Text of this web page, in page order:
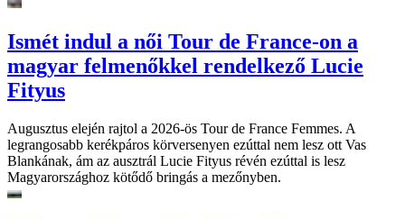
Ismét indul a női Tour de France-on a
magyar felmenőkkel rendelkező Lucie
Fityus
Augusztus elején rajtol a 2026-ös Tour de France Femmes. A
legrangosabb kerékpáros körversenyen ezúttal nem lesz ott Vas
Blankának, ám az ausztrál Lucie Fityus révén ezúttal is lesz
Magyarországhoz kötődő bringás a mezőnyben.